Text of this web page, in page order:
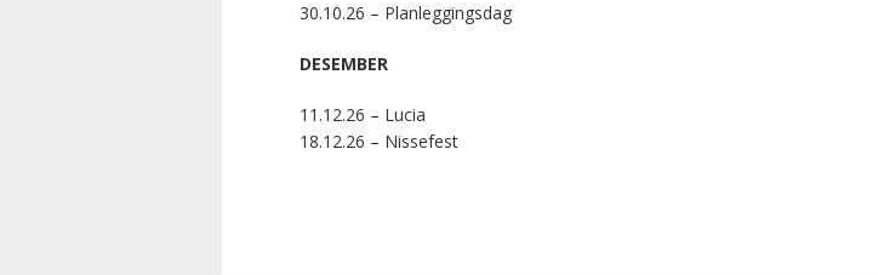
30.10.26 – Planleggingsdag
DESEMBER
11.12.26 – Lucia
18.12.26 – Nissefest